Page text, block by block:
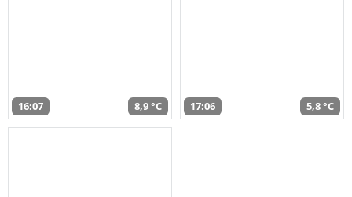
16:07 8,9 °C 17:06 5,8 °C